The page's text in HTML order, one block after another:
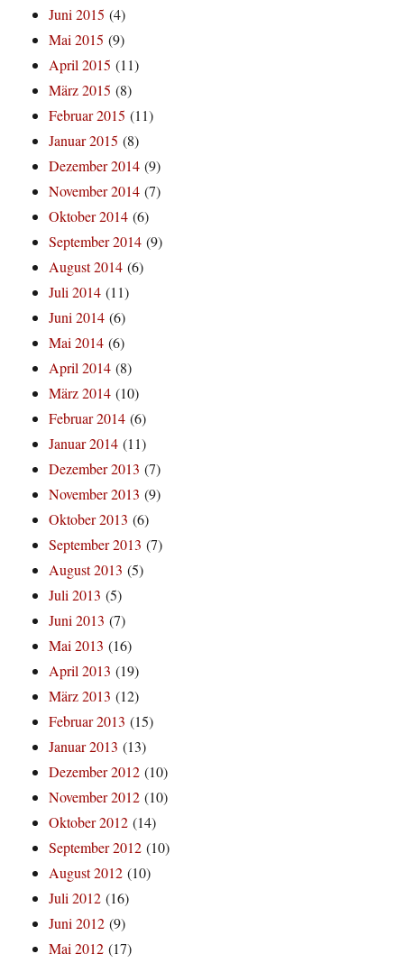
Juni 2015 (4)
Mai 2015 (9)
April 2015 (11)
März 2015 (8)
Februar 2015 (11)
Januar 2015 (8)
Dezember 2014 (9)
November 2014 (7)
Oktober 2014 (6)
September 2014 (9)
August 2014 (6)
Juli 2014 (11)
Juni 2014 (6)
Mai 2014 (6)
April 2014 (8)
März 2014 (10)
Februar 2014 (6)
Januar 2014 (11)
Dezember 2013 (7)
November 2013 (9)
Oktober 2013 (6)
September 2013 (7)
August 2013 (5)
Juli 2013 (5)
Juni 2013 (7)
Mai 2013 (16)
April 2013 (19)
März 2013 (12)
Februar 2013 (15)
Januar 2013 (13)
Dezember 2012 (10)
November 2012 (10)
Oktober 2012 (14)
September 2012 (10)
August 2012 (10)
Juli 2012 (16)
Juni 2012 (9)
Mai 2012 (17)